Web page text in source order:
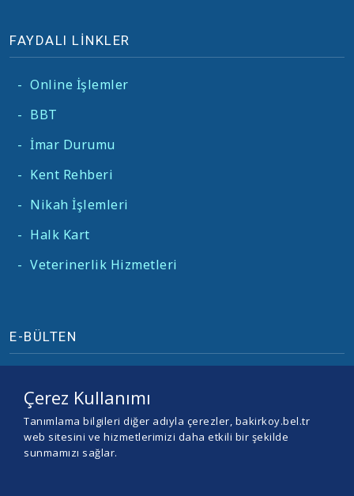
FAYDALI LİNKLER
- Online İşlemler
- BBT
- İmar Durumu
- Kent Rehberi
- Nikah İşlemleri
- Halk Kart
- Veterinerlik Hizmetleri
E-BÜLTEN
Çerez Kullanımı
Tanımlama bilgileri diğer adıyla çerezler, bakirkoy.bel.tr
web sitesini ve hizmetlerimizi daha etkili bir şekilde
sunmamızı sağlar.